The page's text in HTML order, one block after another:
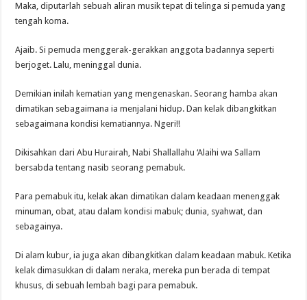
Maka, diputarlah sebuah aliran musik tepat di telinga si pemuda yang
tengah koma.
Ajaib. Si pemuda menggerak-gerakkan anggota badannya seperti
berjoget. Lalu, meninggal dunia.
Demikian inilah kematian yang mengenaskan. Seorang hamba akan
dimatikan sebagaimana ia menjalani hidup. Dan kelak dibangkitkan
sebagaimana kondisi kematiannya. Ngeri!!
Dikisahkan dari Abu Hurairah, Nabi Shallallahu ‘Alaihi wa Sallam
bersabda tentang nasib seorang pemabuk.
Para pemabuk itu, kelak akan dimatikan dalam keadaan menenggak
minuman, obat, atau dalam kondisi mabuk; dunia, syahwat, dan
sebagainya.
Di alam kubur, ia juga akan dibangkitkan dalam keadaan mabuk. Ketika
kelak dimasukkan di dalam neraka, mereka pun berada di tempat
khusus, di sebuah lembah bagi para pemabuk.